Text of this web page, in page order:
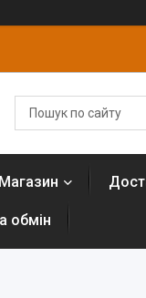
Магазин
обмін